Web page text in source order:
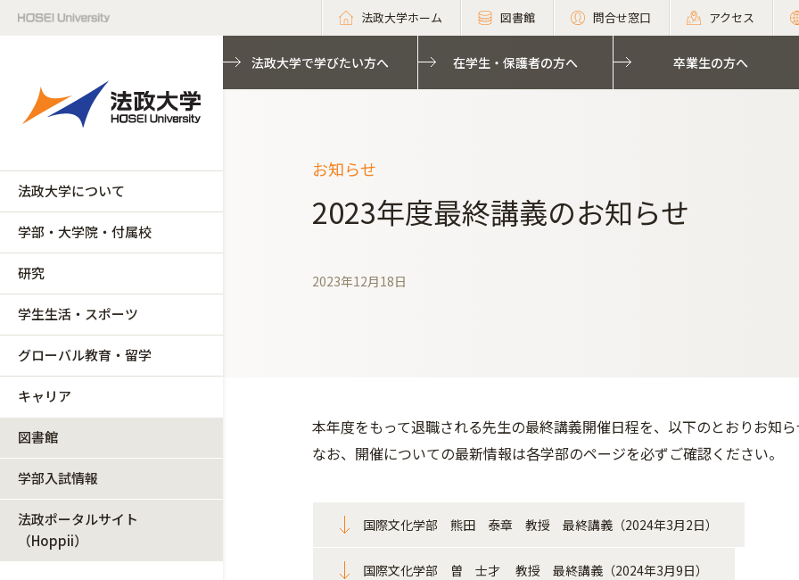
法政大学ホーム 図書館 問合せ窓口 アクセス
法政大学について
学部・大学院・付属校
研究
学生生活・スポーツ
グローバル教育・留学
キャリア
図書館
学部入試情報
法政ポータルサイト
（Hoppii）
法政大学で学びたい方へ 在学生・保護者の方へ 卒業生の方へ
お知らせ
2023年度最終講義のお知らせ
2023年12月18日
本年度をもって退職される先生の最終講義開催日程を、以下のとおりお知
なお、開催についての最新情報は各学部のページを必ずご確認ください。
国際文化学部 熊田 泰章 教授 最終講義（2024年3月2日）
国際文化学部 曽 士才 教授 最終講義（2024年3月9日）